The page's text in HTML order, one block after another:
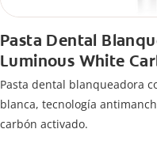
Pasta Dental
Luminous White
Pasta dental blanqueadora
blanca, tecnología
carbón activado.